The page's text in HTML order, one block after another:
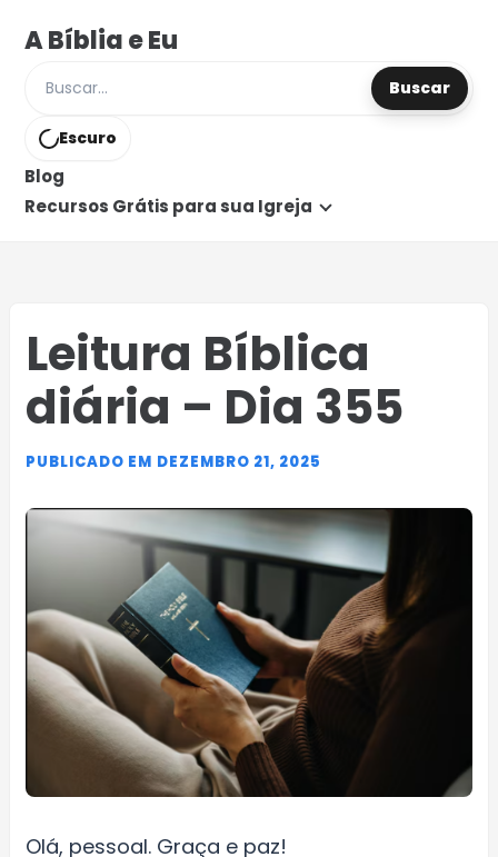
A Bíblia e Eu
Buscar posts e páginas
Buscar
Escuro
Blog
Recursos Grátis para sua Igreja
Leitura Bíblica
diária – Dia 355
PUBLICADO EM DEZEMBRO 21, 2025
Olá, pessoal. Graça e paz!